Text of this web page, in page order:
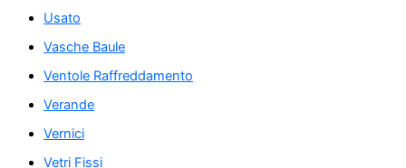
Usato
Vasche Baule
Ventole Raffreddamento
Verande
Vernici
Vetri Fissi